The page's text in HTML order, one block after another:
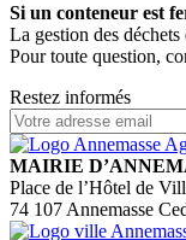
Si un conteneur est
La gestion des
Pour toute question,
Restez informés
MAIRIE
Place de l’Hôtel de
74 107 Annemasse